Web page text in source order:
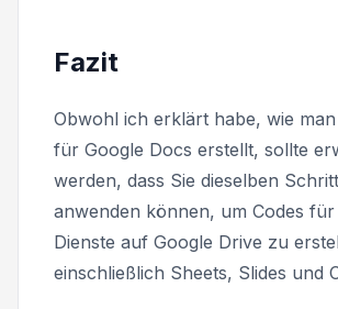
Fazit
Obwohl ich erklärt habe, wie man
für Google Docs erstellt, sollte
werden, dass Sie dieselben
anwenden können, um Codes
Dienste auf Google Drive zu
einschließlich Sheets, Slides und